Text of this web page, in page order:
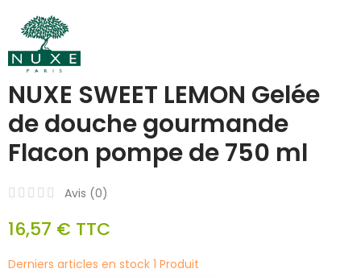
NUXE SWEET LEMON Gelée
de douche gourmande
Flacon pompe de 750 ml
Avis (0)
16,57 € TTC
Derniers articles en stock 1 Produit